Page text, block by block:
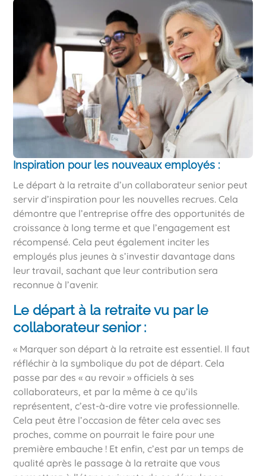
Inspiration pour les nouveaux employés :
Le départ à la retraite d’un collaborateur senior peut
servir d’inspiration pour les nouvelles recrues. Cela
démontre que l’entreprise offre des opportunités de
croissance à long terme et que l’engagement est
récompensé. Cela peut également inciter les
employés plus jeunes à s’investir davantage dans
leur travail, sachant que leur contribution sera
reconnue à l’avenir.
Le départ à la retraite vu par le
collaborateur senior :
« Marquer son départ à la retraite est essentiel. Il faut
réfléchir à la symbolique du pot de départ. Cela
passe par des « au revoir » officiels à ses
collaborateurs, et par la même à ce qu’ils
représentent, c’est-à-dire votre vie professionnelle.
Cela peut être l’occasion de fêter cela avec ses
proches, comme on pourrait le faire pour une
première embauche ! Et enfin, c’est par un temps de
qualité après le passage à la retraite que vous